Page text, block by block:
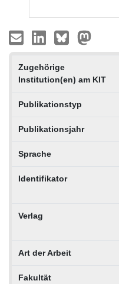
Zugehörige
Institution(en) am KIT
Publikationstyp
Publikationsjahr
Sprache
Identifikator
Verlag
Art der Arbeit
Fakultät